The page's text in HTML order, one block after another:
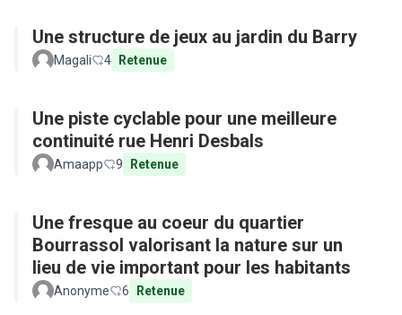
Une structure de jeux au jardin du Barry
Magali 4 Retenue
Une piste cyclable pour une meilleure
continuité rue Henri Desbals
Amaapp 9 Retenue
Une fresque au coeur du quartier
Bourrassol valorisant la nature sur un
lieu de vie important pour les habitants
Anonyme 6 Retenue